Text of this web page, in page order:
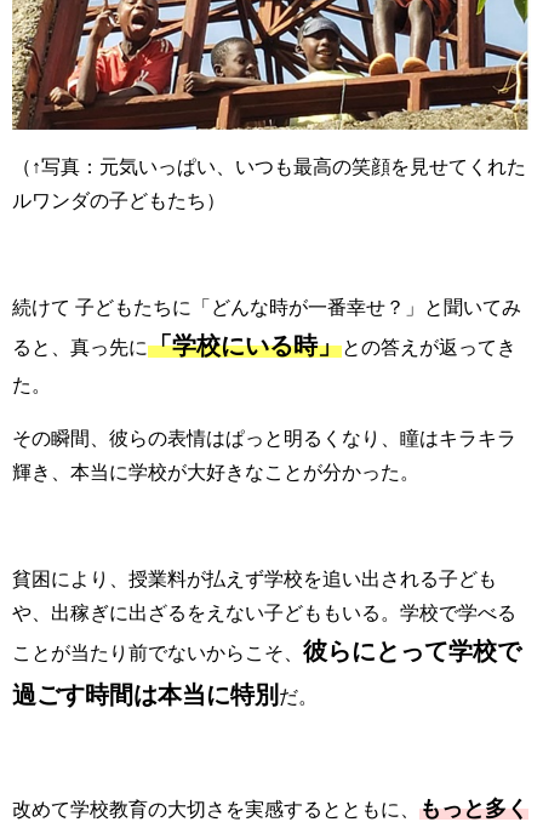
（↑写真：元気いっぱい、いつも最高の笑顔を見せてくれた
ルワンダの子どもたち）
続けて 子どもたちに「どんな時が一番幸せ？」と聞いてみ
ると、真っ先に「学校にいる時」との答えが返ってき
た。
その瞬間、彼らの表情はぱっと明るくなり、瞳はキラキラ
輝き、本当に学校が大好きなことが分かった。
貧困により、授業料が払えず学校を追い出される子ども
や、出稼ぎに出ざるをえない子どももいる。学校で学べる
ことが当たり前でないからこそ、 彼らにとって学校で
過ごす時間は本当に特別 だ。
改めて学校教育の大切さを実感するとともに、 もっと多く